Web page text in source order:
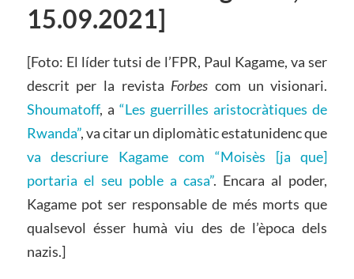
15.09.2021]
[Foto: El líder tutsi de l’FPR, Paul Kagame, va ser
descrit per la revista Forbes com un visionari.
Shoumatoff, a “Les guerrilles aristocràtiques de
Rwanda”, va citar un diplomàtic estatunidenc que
va descriure Kagame com “Moisès [ja que]
portaria el seu poble a casa”. Encara al poder,
Kagame pot ser responsable de més morts que
qualsevol ésser humà viu des de l’època dels
nazis.]